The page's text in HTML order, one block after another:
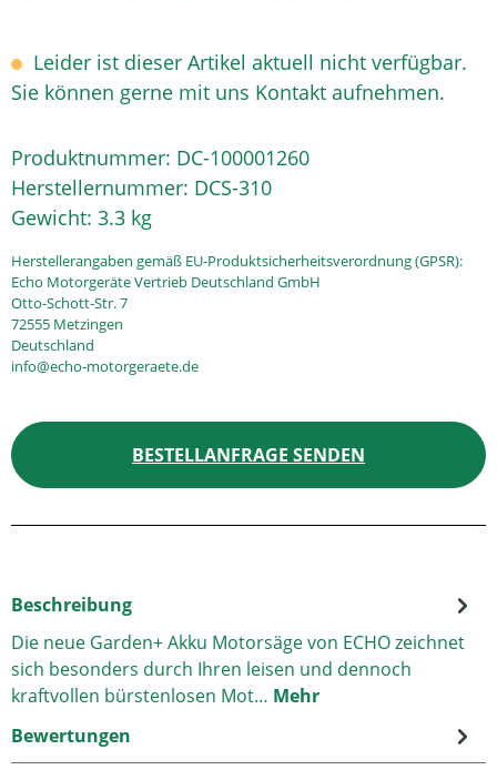
Leider ist dieser Artikel aktuell nicht verfügbar.
Sie können gerne mit uns Kontakt aufnehmen.
Produktnummer: DC-100001260
Herstellernummer: DCS-310
Gewicht: 3.3 kg
Herstellerangaben gemäß EU-Produktsicherheitsverordnung (GPSR):
Echo Motorgeräte Vertrieb Deutschland GmbH
Otto-Schott-Str. 7
72555 Metzingen
Deutschland
info@echo-motorgeraete.de
BESTELLANFRAGE SENDEN
Beschreibung
Die neue Garden+ Akku Motorsäge von ECHO zeichnet
sich besonders durch Ihren leisen und dennoch
kraftvollen bürstenlosen Mot… Mehr
Bewertungen